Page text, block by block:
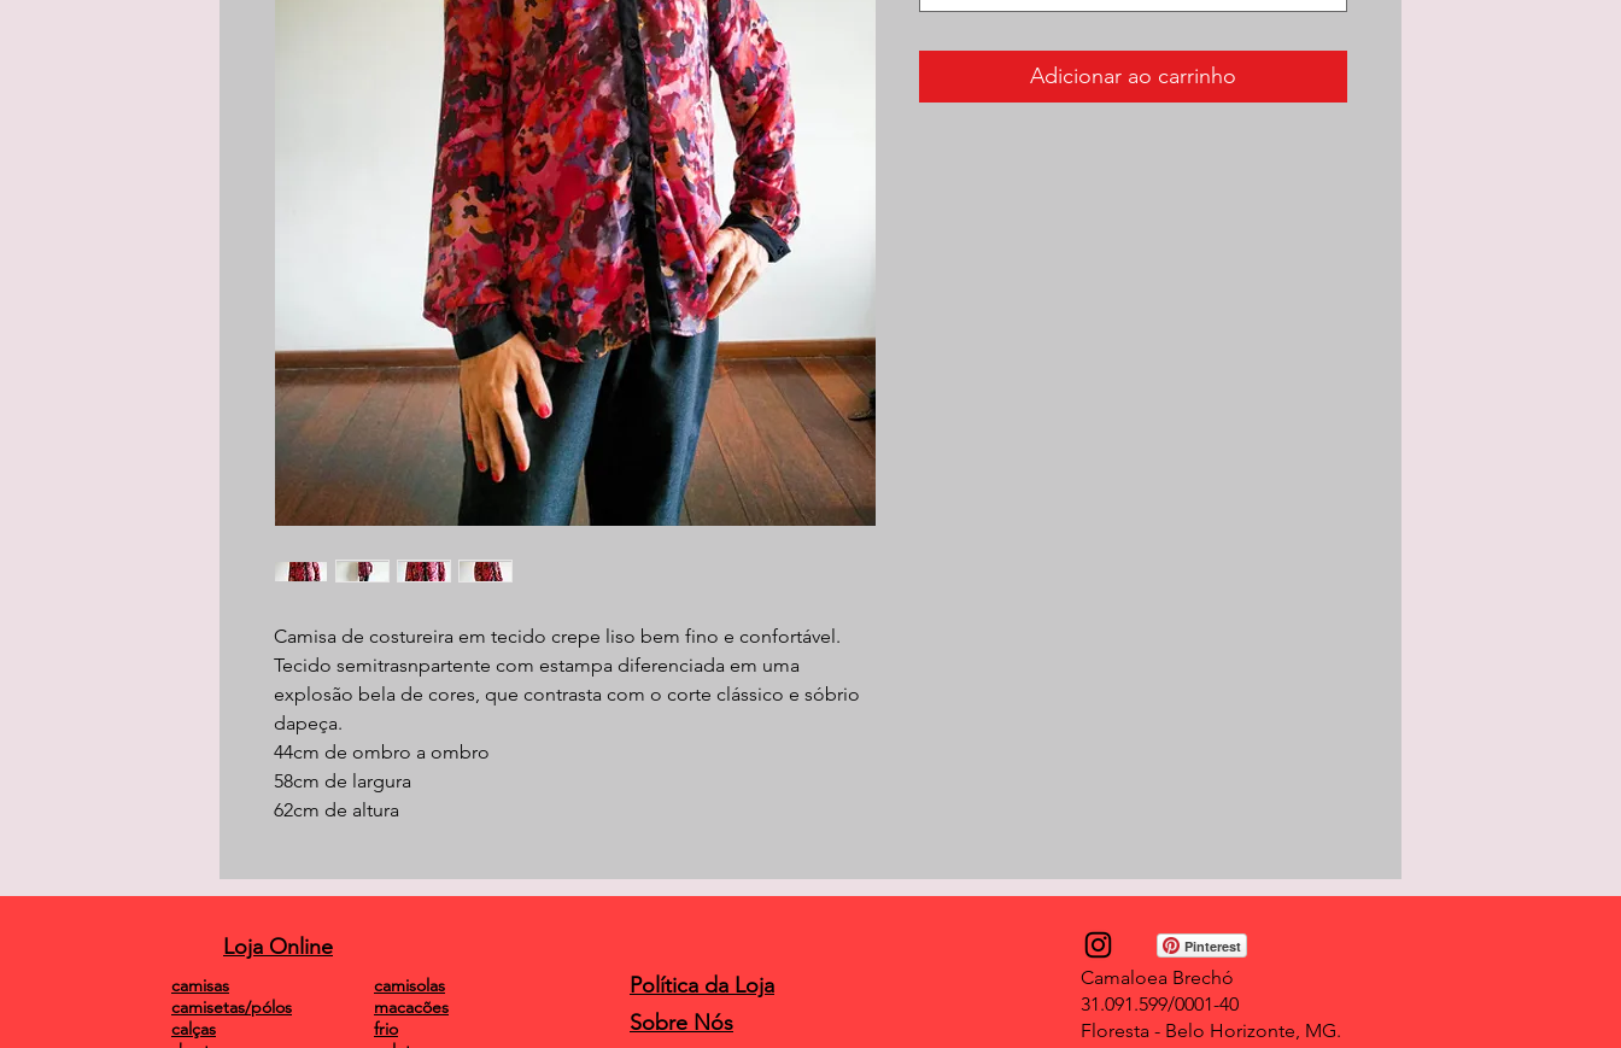
Camisa de costureira em tecido crepe liso bem fino e confortável.
Tecido semitrasnpartente com estampa diferenciada em uma
explosão bela de cores, que contrasta com o corte clássico e sóbrio
dapeça.
44cm de ombro a ombro
58cm de largura
62cm de altura
Adicionar ao carrinho
Loja Online
camisolas
macacões
frio
camisas
camisetas/pólos
calças
Política da Loja
Sobre Nós
Camaloea Brechó
31.091.599/0001-40
Floresta - Belo Horizonte, MG.
Pinterest